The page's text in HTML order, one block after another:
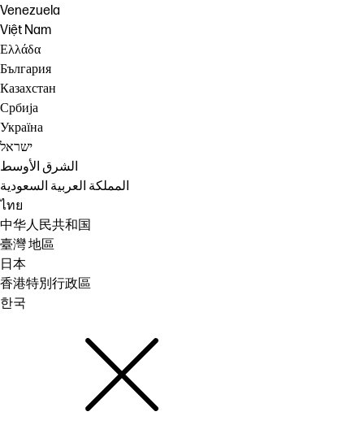
Venezuela
Việt Nam
Ελλάδα
България
Казахстан
Србија
Україна
ישראל
الشرق الأوسط
المملكة العربية السعودية
ไทย
中华人民共和国
臺灣 地區
日本
香港特別行政區
한국